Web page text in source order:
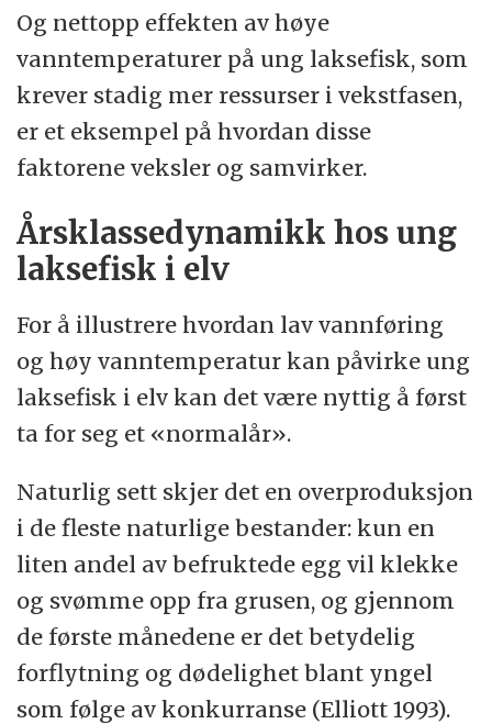
Og nettopp effekten av høye
vanntemperaturer på ung laksefisk, som
krever stadig mer ressurser i vekstfasen,
er et eksempel på hvordan disse
faktorene veksler og samvirker.
Årsklassedynamikk hos ung
laksefisk i elv
For å illustrere hvordan lav vannføring
og høy vanntemperatur kan påvirke ung
laksefisk i elv kan det være nyttig å først
ta for seg et «normalår».
Naturlig sett skjer det en overproduksjon
i de fleste naturlige bestander: kun en
liten andel av befruktede egg vil klekke
og svømme opp fra grusen, og gjennom
de første månedene er det betydelig
forflytning og dødelighet blant yngel
som følge av konkurranse (Elliott 1993).